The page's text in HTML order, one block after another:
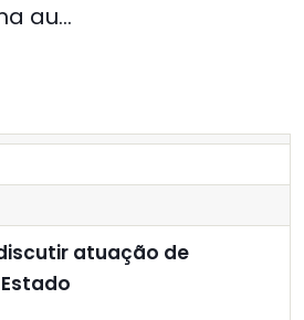
au...
atuação de